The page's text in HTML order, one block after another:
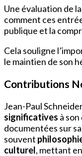
Une évaluation de la
comment ces
publique et la
Cela souligne
le maintien de son
Contributions
Jean-Paul
significatives à
documentées sur
souvent
culturel, mettant